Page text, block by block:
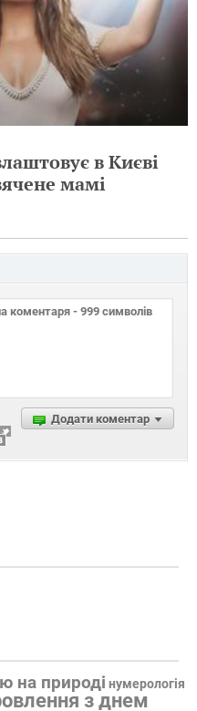
в Києві
мамі
Додати коментар
на природі нумерологія
з днем